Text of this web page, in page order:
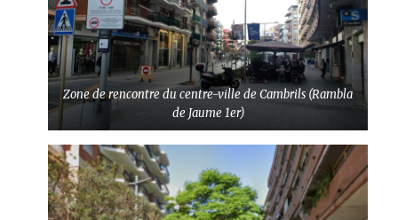
Zone de rencontre du centre-ville de Cambrils (Rambla
de Jaume 1er)